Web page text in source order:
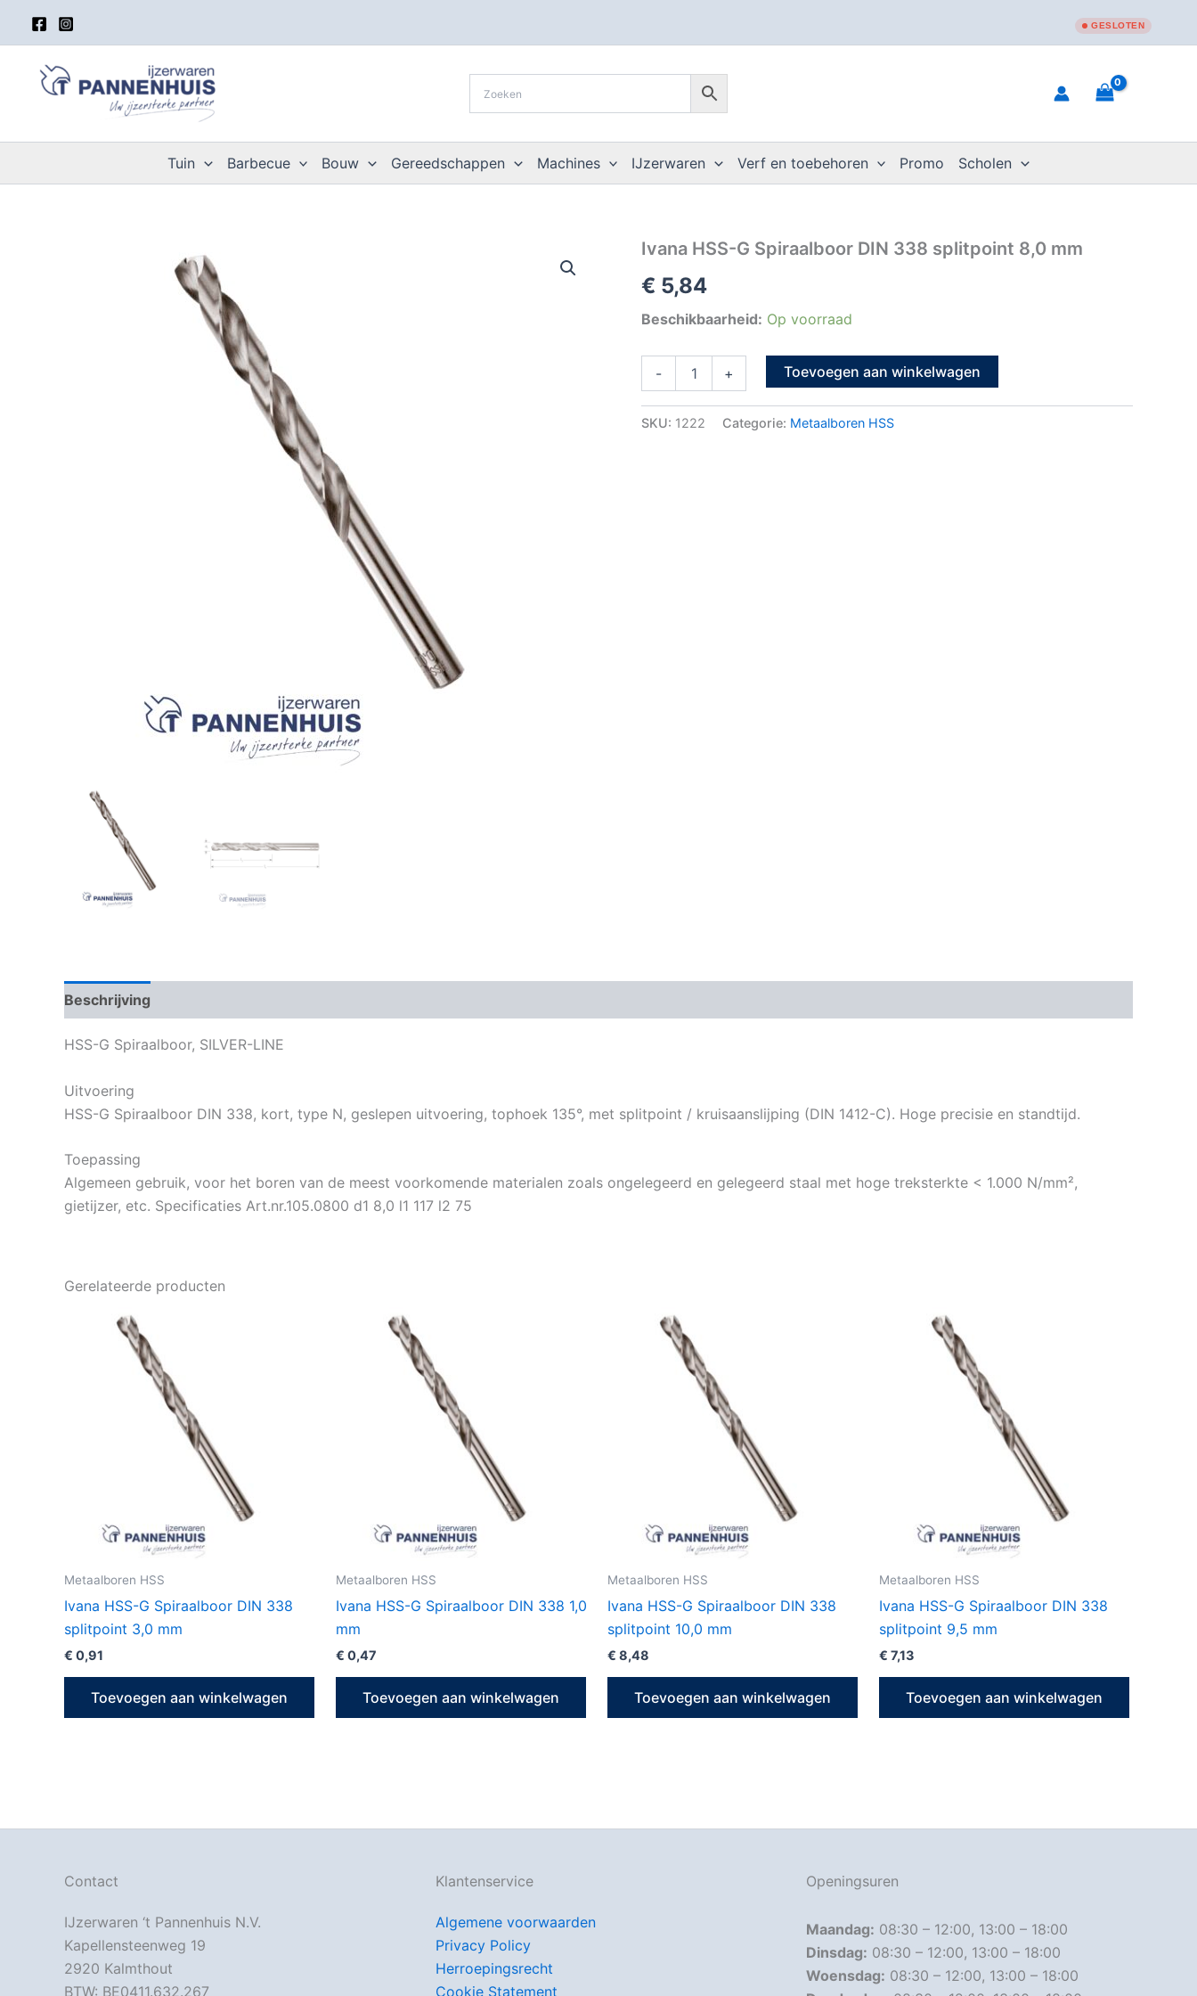
inhoud
GESLOTEN
Tuin Barbecue Bouw Gereedschappen Machines IJzerwaren Verf en toebehoren Promo Scholen
Ivana HSS-G Spiraalboor DIN 338 splitpoint 8,0 mm
€ 5,84
Beschikbaarheid: Op voorraad
-
Ivana
G
Spiraalboor
DIN
splitpoint
8,0
mm
aantal
+ Toevoegen aan winkelwagen
SKU: 1222 Categorie: Metaalboren HSS
Beschrijving
HSS-G Spiraalboor, SILVER-LINE
Uitvoering
HSS-G Spiraalboor DIN 338, kort, type N, geslepen uitvoering, tophoek 135°, met splitpoint / kruisaanslijping (DIN 1412-C). Hoge precisie en standtijd.
Toepassing
Algemeen gebruik, voor het boren van de meest voorkomende materialen zoals ongelegeerd en gelegeerd staal met hoge treksterkte < 1.000 N/mm²,
gietijzer, etc. Specificaties Art.nr.105.0800 d1 8,0 l1 117 l2 75
Gerelateerde producten
Metaalboren HSS
Ivana HSS-G Spiraalboor DIN 338
splitpoint 3,0 mm
€ 0,91
Toevoegen aan winkelwagen
Metaalboren HSS
Ivana HSS-G Spiraalboor DIN 338 1,0
mm
€ 0,47
Toevoegen aan winkelwagen
Metaalboren HSS
Ivana HSS-G Spiraalboor DIN 338
splitpoint 10,0 mm
€ 8,48
Toevoegen aan winkelwagen
Metaalboren HSS
Ivana HSS-G Spiraalboor DIN 338
splitpoint 9,5 mm
€ 7,13
Toevoegen aan winkelwagen
Contact
IJzerwaren ‘t Pannenhuis N.V.
Kapellensteenweg 19
2920 Kalmthout
BTW: BE0411.632.267
Klantenservice
Algemene voorwaarden
Privacy Policy
Herroepingsrecht
Cookie Statement
Openingsuren
Maandag: 08:30 – 12:00, 13:00 – 18:00
Dinsdag: 08:30 – 12:00, 13:00 – 18:00
Woensdag: 08:30 – 12:00, 13:00 – 18:00